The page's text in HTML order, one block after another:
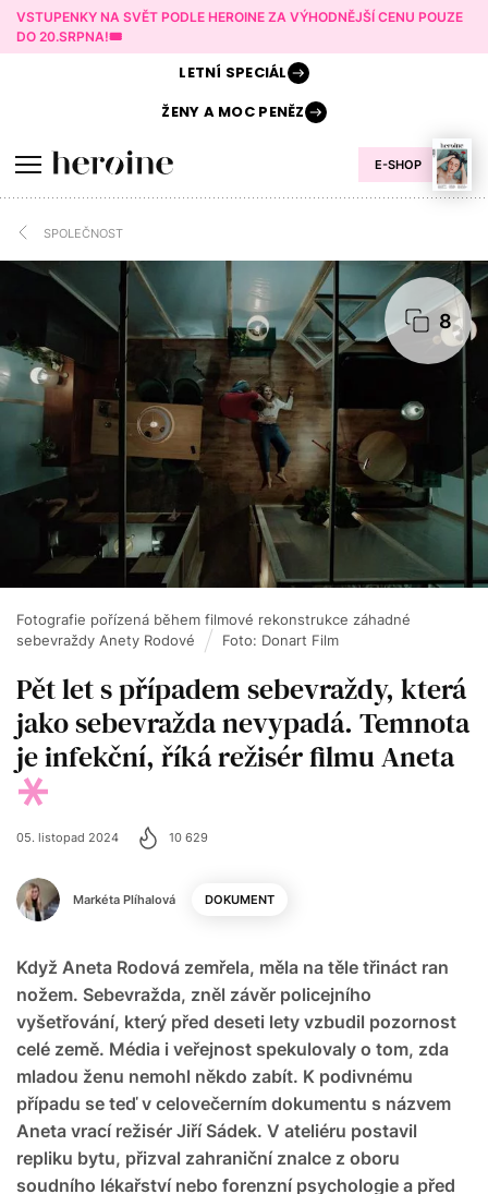
VSTUPENKY NA SVĚT PODLE HEROINE ZA VÝHODNĚJŠÍ CENU POUZE
DO 20.SRPNA!🎟️
E-SHOP
LETNÍ SPECIÁL
ŽENY AMOC PENĚZ
SPOLEČNOST
8
Fotografie pořízená během filmové rekonstrukce záhadné
sebevraždy Anety Rodové
Foto: Donart Film
Pět let s případem sebevraždy, která
jako sebevražda nevypadá. Temnota
je infekční, říká režisér filmu Aneta
Markéta Plíhalová
05. listopad 2024 10 629
DOKUMENT
Když Aneta Rodová zemřela, měla na těle třináct ran
nožem. Sebevražda, zněl závěr policejního
vyšetřování, který před deseti lety vzbudil pozornost
celé země. Média i veřejnost spekulovaly o tom, zda
mladou ženu nemohl někdo zabít. K podivnému
případu se teď v celovečerním dokumentu s názvem
Aneta vrací režisér Jiří Sádek. V ateliéru postavil
repliku bytu, přizval zahraniční znalce z oboru
soudního lékařství nebo forenzní psychologie a před